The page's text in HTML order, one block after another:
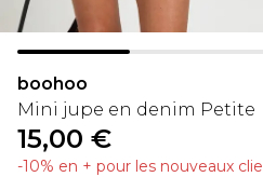
boohoo
Mini jupe en denim Petite
15,00 €
-10% en + pour les nouveaux